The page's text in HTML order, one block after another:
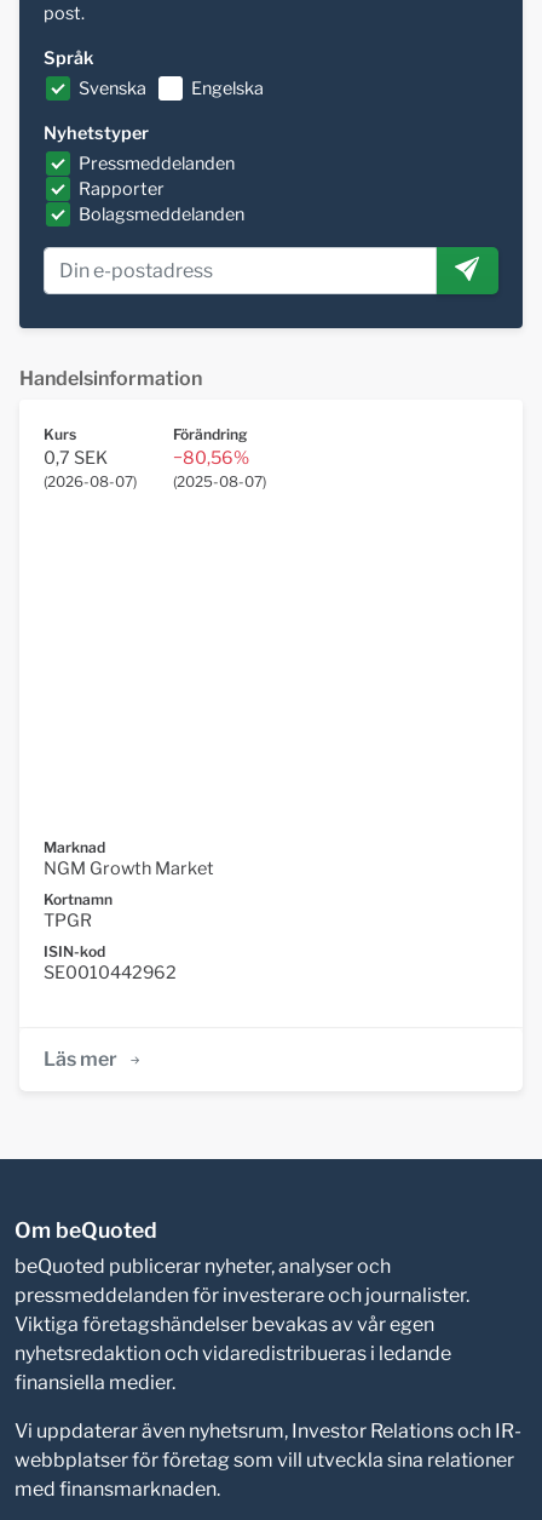
post.
Språk
Svenska
Engelska
Nyhetstyper
Pressmeddelanden
Rapporter
Bolagsmeddelanden
Handelsinformation
Kurs
0,7 SEK
(2026-08-07)
Förändring
−80,56%
(2025-08-07)
Marknad
NGM Growth Market
Kortnamn
TPGR
ISIN-kod
SE0010442962
Läs mer
Om beQuoted
beQuoted publicerar nyheter, analyser och
pressmeddelanden för investerare och journalister.
Viktiga företagshändelser bevakas av vår egen
nyhetsredaktion och vidaredistribueras i ledande
finansiella medier.
Vi uppdaterar även nyhetsrum, Investor Relations och IR-
webbplatser för företag som vill utveckla sina relationer
med finansmarknaden.